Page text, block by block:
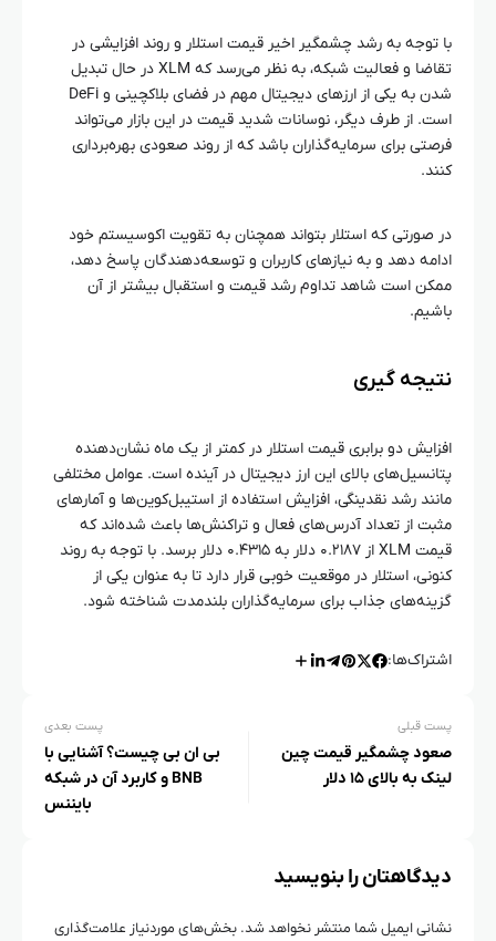
با توجه به رشد چشمگیر اخیر قیمت استلار و روند افزایشی در
تقاضا و فعالیت شبکه، به نظر می‌رسد که XLM در حال تبدیل
شدن به یکی از ارزهای دیجیتال مهم در فضای بلاکچینی و DeFi
است. از طرف دیگر، نوسانات شدید قیمت در این بازار می‌تواند
فرصتی برای سرمایه‌گذاران باشد که از روند صعودی بهره‌برداری
کنند.
در صورتی که استلار بتواند همچنان به تقویت اکوسیستم خود
ادامه دهد و به نیازهای کاربران و توسعه‌دهندگان پاسخ دهد،
ممکن است شاهد تداوم رشد قیمت و استقبال بیشتر از آن
باشیم.
نتیجه‌ گیری
افزایش دو برابری قیمت استلار در کمتر از یک ماه نشان‌دهنده
پتانسیل‌های بالای این ارز دیجیتال در آینده است. عوامل مختلفی
مانند رشد نقدینگی، افزایش استفاده از استیبل‌کوین‌ها و آمارهای
مثبت از تعداد آدرس‌های فعال و تراکنش‌ها باعث شده‌اند که
قیمت XLM از ۰.۲۱۸۷ دلار به ۰.۴۳۱۵ دلار برسد. با توجه به روند
کنونی، استلار در موقعیت خوبی قرار دارد تا به عنوان یکی از
گزینه‌های جذاب برای سرمایه‌گذاران بلندمدت شناخته شود.
اشتراک‌ها:
پست قبلی
صعود چشمگیر قیمت چین
لینک به بالای ۱۵ دلار
پست بعدی
بی ان بی چیست؟ آشنایی با
BNB و کاربرد آن در شبکه
بایننس
دیدگاهتان را بنویسید
نشانی ایمیل شما منتشر نخواهد شد. بخش‌های موردنیاز علامت‌گذاری